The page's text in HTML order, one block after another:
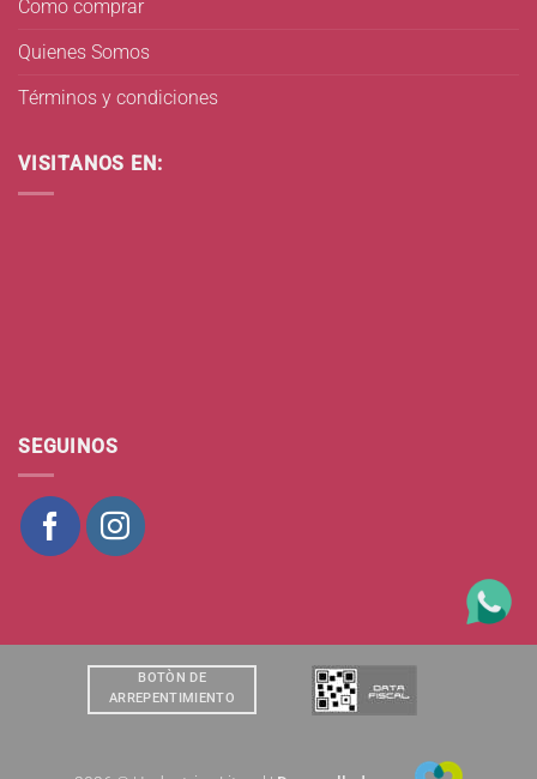
Como comprar
Quienes Somos
Términos y condiciones
VISITANOS EN:
SEGUINOS
BOTÒN DE
ARREPENTIMIENTO